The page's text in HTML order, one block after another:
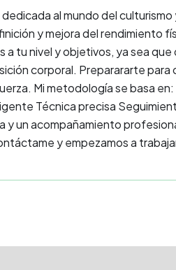
al mundo del
y mejora del rendimiento
tu nivel y objetivos, ya sea que
corporal. Preparararte
Mi metodología se basa
Técnica precisa
y un acompañamiento
y empezamos a